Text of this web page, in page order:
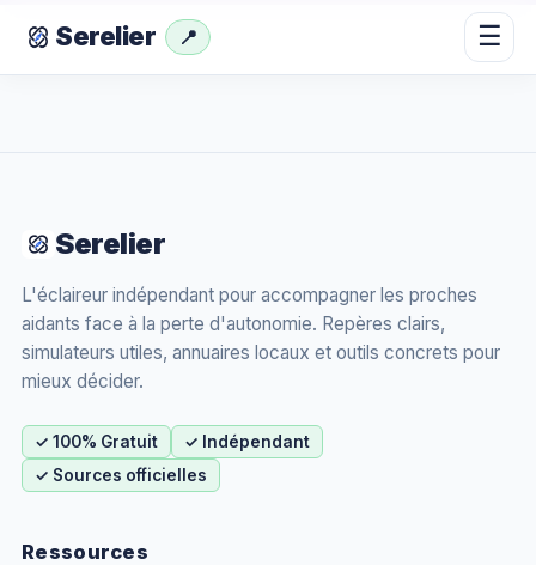
Serelier 📍 ☰
Serelier
L'éclaireur indépendant pour accompagner les proches
aidants face à la perte d'autonomie. Repères clairs,
simulateurs utiles, annuaires locaux et outils concrets pour
mieux décider.
✓ 100% Gratuit
✓ Indépendant
✓ Sources officielles
Ressources